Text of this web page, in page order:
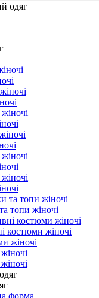
одяг
топи жіночі
костюми жіночі